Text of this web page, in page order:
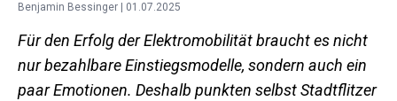
Benjamin Bessinger | 01.07.2025
Für den Erfolg der Elektromobilität braucht es nicht
nur bezahlbare Einstiegsmodelle, sondern auch ein
paar Emotionen. Deshalb punkten selbst Stadtflitzer